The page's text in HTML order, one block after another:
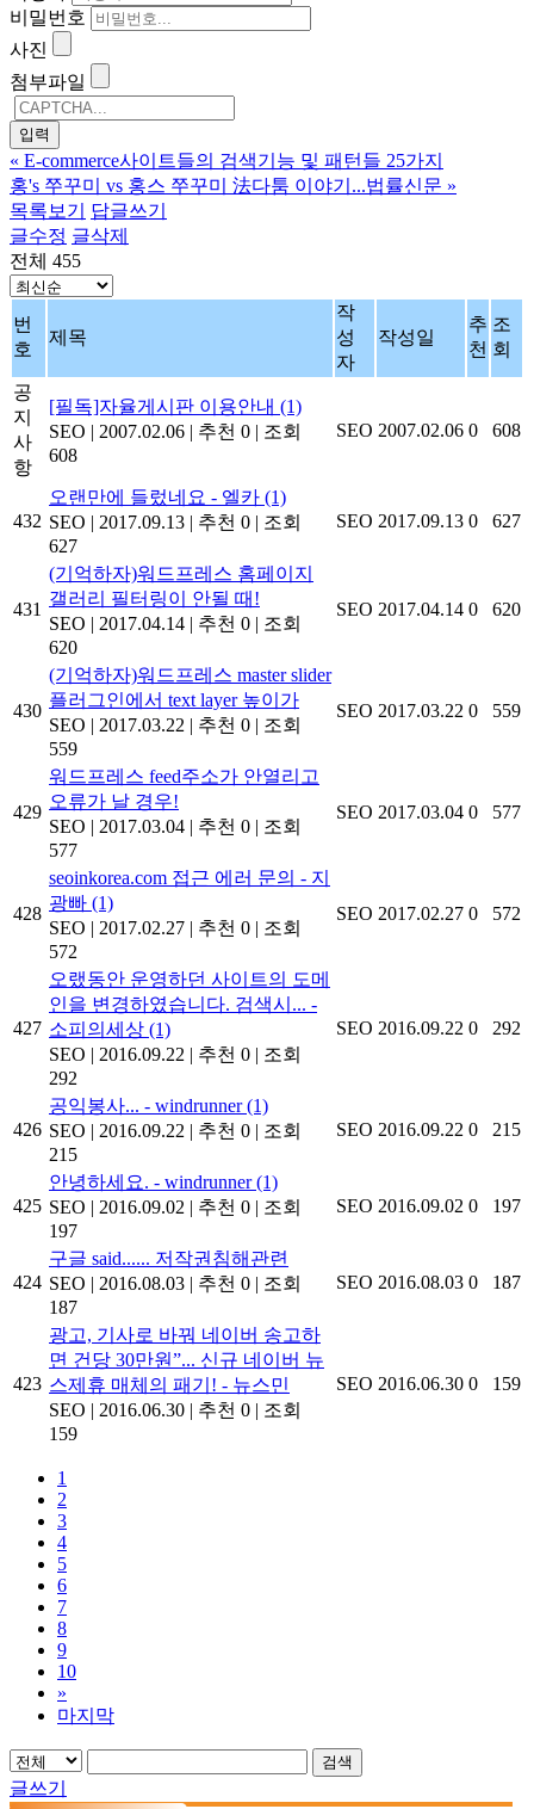
비밀번호
사진
첨부파일
« E-commerce사이트들의 검색기능 및 패턴들 25가지
홍's 쭈꾸미 vs 홍스 쭈꾸미 法다툼 이야기...법률신문 »
목록보기
답글쓰기
글수정 글삭제
전체 455
번
호
제목
작
성
자
작성일
추
천
조
회
공
지
사
항
[필독]자율게시판 이용안내 (1)
SEO | 2007.02.06 | 추천 0 | 조회
608
SEO 2007.02.06 0 608
432
오랜만에 들렀네요 - 엘카 (1)
SEO | 2017.09.13 | 추천 0 | 조회
627
SEO 2017.09.13 0 627
431
(기억하자)워드프레스 홈페이지
갤러리 필터링이 안될 때!
SEO | 2017.04.14 | 추천 0 | 조회
620
SEO 2017.04.14 0 620
430
(기억하자)워드프레스 master slider
플러그인에서 text layer 높이가
SEO | 2017.03.22 | 추천 0 | 조회
559
SEO 2017.03.22 0 559
429
워드프레스 feed주소가 안열리고
오류가 날 경우!
SEO | 2017.03.04 | 추천 0 | 조회
577
SEO 2017.03.04 0 577
428
seoinkorea.com 접근 에러 문의 - 지
광빠 (1)
SEO | 2017.02.27 | 추천 0 | 조회
572
SEO 2017.02.27 0 572
427
오랬동안 운영하던 사이트의 도메
인을 변경하였습니다. 검색시... -
소피의세상 (1)
SEO | 2016.09.22 | 추천 0 | 조회
292
SEO 2016.09.22 0 292
426
공익봉사... - windrunner(1)
SEO | 2016.09.22 | 추천 0 | 조회
215
SEO 2016.09.22 0 215
425
안녕하세요. - windrunner(1)
SEO | 2016.09.02 | 추천 0 | 조회
197
SEO 2016.09.02 0 197
424
구글 said...... 저작권침해관련
SEO | 2016.08.03 | 추천 0 | 조회
187
SEO 2016.08.03 0 187
423
광고, 기사로 바꿔 네이버 송고하
면 건당 30만원”... 신규 네이버 뉴
스제휴 매체의 패기! - 뉴스민
SEO | 2016.06.30 | 추천 0 | 조회
159
SEO 2016.06.30 0 159
1
2
3
4
5
6
7
8
9
10
»
마지막
검색
글쓰기